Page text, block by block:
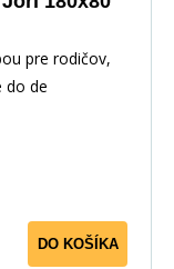
pre rodičov,
do de
DO KOŠÍKA